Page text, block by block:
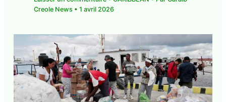
Creole News • 1 avril 2026